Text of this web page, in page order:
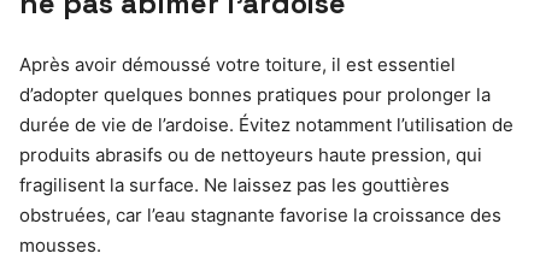
Après avoir démoussé votre toiture, il est essentiel
d’adopter quelques bonnes pratiques pour prolonger la
durée de vie de l’ardoise. Évitez notamment l’utilisation de
produits abrasifs ou de nettoyeurs haute pression, qui
fragilisent la surface. Ne laissez pas les gouttières
obstruées, car l’eau stagnante favorise la croissance des
mousses.